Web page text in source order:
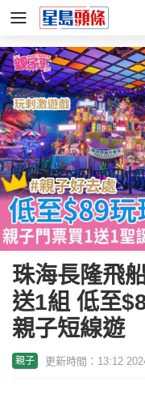
珠海長隆飛
送1組 低至
親子短線遊
親子 更新時間：13:12